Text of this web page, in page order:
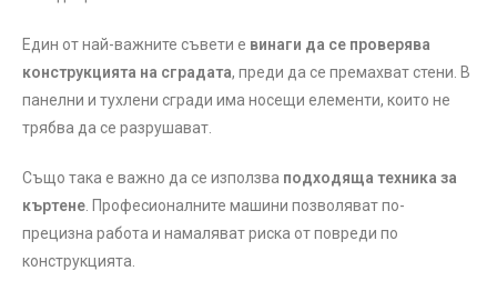
Един от най-важните съвети е винаги да се проверява
конструкцията на сградата, преди да се премахват стени. В
панелни и тухлени сгради има носещи елементи, които не
трябва да се разрушават.
Също така е важно да се използва подходяща техника за
къртене . Професионалните машини позволяват по-
прецизна работа и намаляват риска от повреди по
конструкцията.